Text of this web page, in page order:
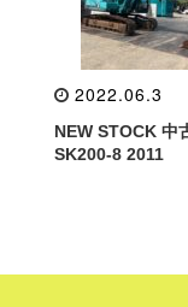
2022.06.3
NEW STOCK 中
SK200-8 2011